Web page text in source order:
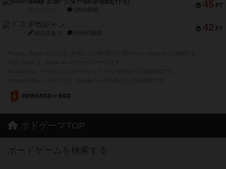
45 PT
1件の投稿
42 PT
ドコジャン
紹介文あり 10件の投稿
ボドゲーマTOP
ボードゲームを検索する